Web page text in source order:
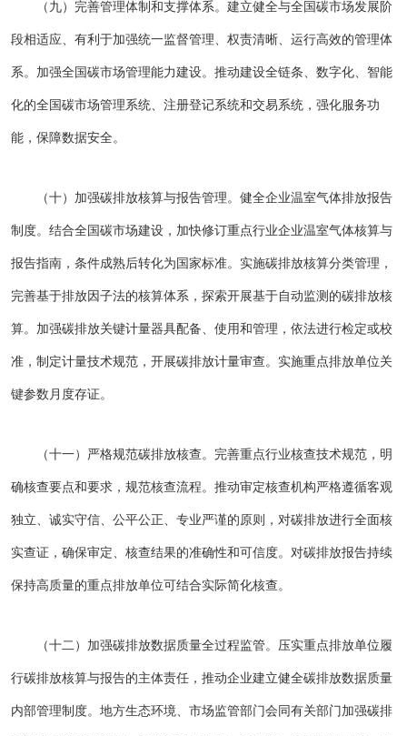
（九）完善管理体制和支撑体系。建立健全与全国碳市场发展阶
段相适应、有利于加强统一监督管理、权责清晰、运行高效的管理体
系。加强全国碳市场管理能力建设。推动建设全链条、数字化、智能
化的全国碳市场管理系统、注册登记系统和交易系统，强化服务功
能，保障数据安全。
（十）加强碳排放核算与报告管理。健全企业温室气体排放报告
制度。结合全国碳市场建设，加快修订重点行业企业温室气体核算与
报告指南，条件成熟后转化为国家标准。实施碳排放核算分类管理，
完善基于排放因子法的核算体系，探索开展基于自动监测的碳排放核
算。加强碳排放关键计量器具配备、使用和管理，依法进行检定或校
准，制定计量技术规范，开展碳排放计量审查。实施重点排放单位关
键参数月度存证。
（十一）严格规范碳排放核查。完善重点行业核查技术规范，明
确核查要点和要求，规范核查流程。推动审定核查机构严格遵循客观
独立、诚实守信、公平公正、专业严谨的原则，对碳排放进行全面核
实查证，确保审定、核查结果的准确性和可信度。对碳排放报告持续
保持高质量的重点排放单位可结合实际简化核查。
（十二）加强碳排放数据质量全过程监管。压实重点排放单位履
行碳排放核算与报告的主体责任，推动企业建立健全碳排放数据质量
内部管理制度。地方生态环境、市场监管部门会同有关部门加强碳排